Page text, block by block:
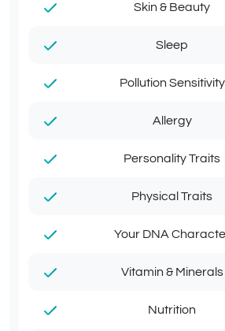
Skin & Beauty
Sleep
Pollution Sensitivity
Allergy
Personality Traits
Physical Traits
Your DNA
Vitamin & Minerals
Nutrition